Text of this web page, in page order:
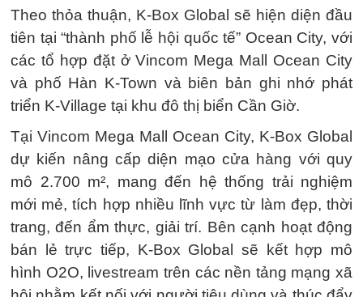
Theo thỏa thuận, K-Box Global sẽ hiện diện đầu
tiên tại “thành phố lễ hội quốc tế” Ocean City, với
các tổ hợp đặt ở Vincom Mega Mall Ocean City
và phố Hàn K-Town và biên bản ghi nhớ phát
triển K-Village tại khu đô thị biển Cần Giờ.
Tại Vincom Mega Mall Ocean City, K-Box Global
dự kiến nâng cấp diện mạo cửa hàng với quy
mô 2.700 m², mang đến hệ thống trải nghiệm
mới mẻ, tích hợp nhiều lĩnh vực từ làm đẹp, thời
trang, đến ẩm thực, giải trí. Bên cạnh hoạt động
bán lẻ trực tiếp, K-Box Global sẽ kết hợp mô
hình O2O, livestream trên các nền tảng mạng xã